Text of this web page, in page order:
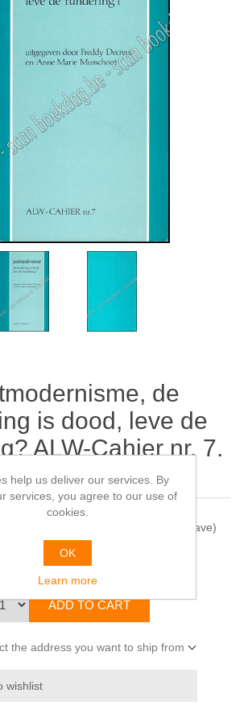
de
is dood, leve de
ALW-Cahier nr. 7.
1988
& Anne Marie MUSSCHOOT (uitgave)
€20.00
the address you want to ship from
help us deliver our services. By
services, you agree to our use of
cookies.
OK
Learn more